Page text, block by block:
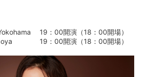
19：00開演（18：00開場）
19：00開演（18：00開場）